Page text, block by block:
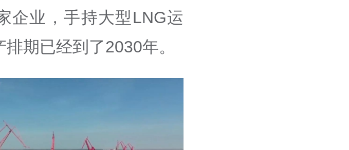
企业，手持大型LNG运
期已经到了2030年。